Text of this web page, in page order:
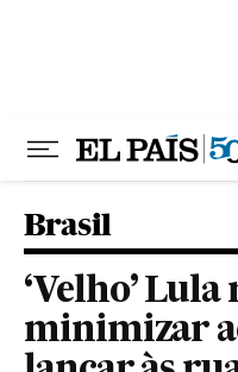
Brasil
‘Velho’
minimizar